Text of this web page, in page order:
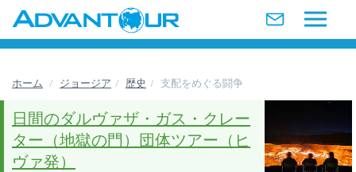
ホーム ジョージア 歴史 支配をめぐる闘争
日間のダルヴァザ・ガス・クレー
ター（地獄の門）団体ツアー（ヒ
ヴァ発）